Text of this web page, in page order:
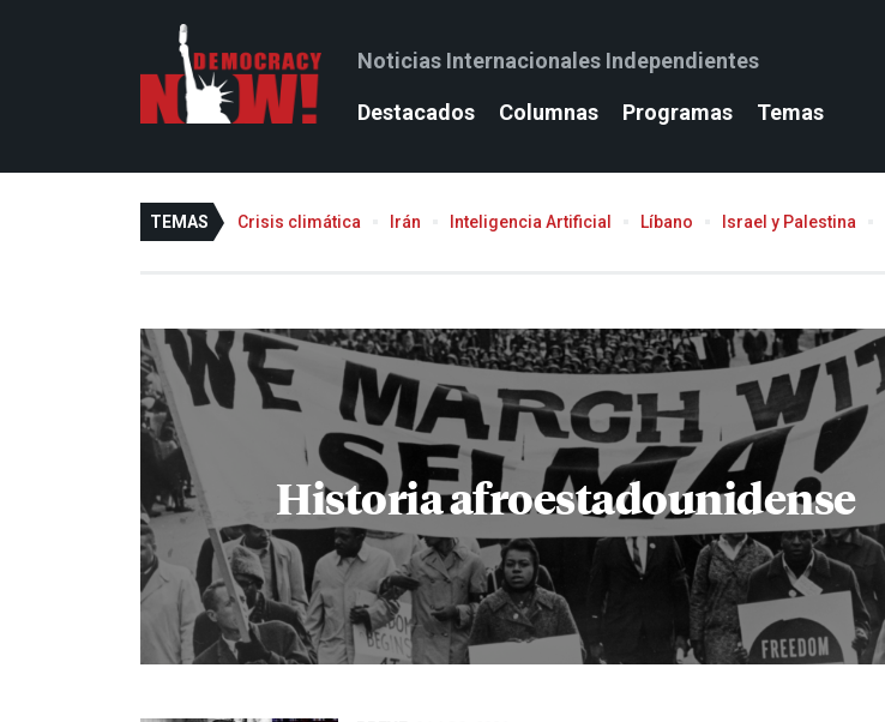
Noticias Internacionales Independientes
Destacados Columnas Programas Temas
TEMAS Crisis climática Irán Inteligencia Artificial Líbano Israel y Palestina
Historia afroestadounidense